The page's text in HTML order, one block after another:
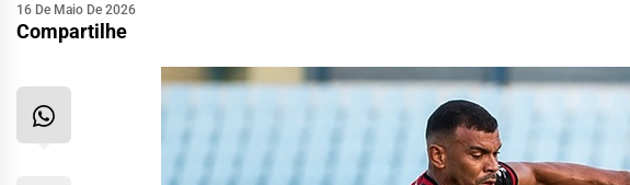
16 De Maio De 2026
Compartilhe